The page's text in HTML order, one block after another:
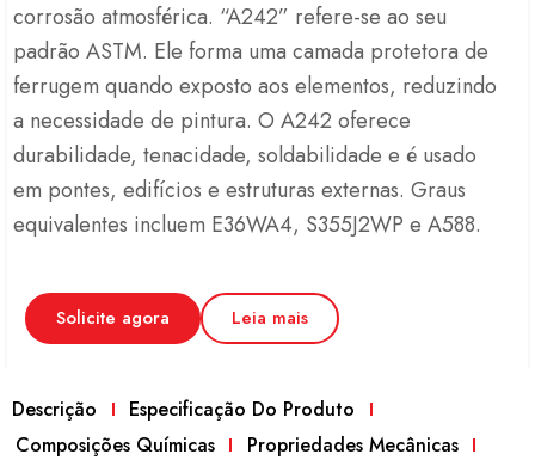
corrosão atmosférica. “A242” refere-se ao seu
padrão ASTM. Ele forma uma camada protetora de
ferrugem quando exposto aos elementos, reduzindo
a necessidade de pintura. O A242 oferece
durabilidade, tenacidade, soldabilidade e é usado
em pontes, edifícios e estruturas externas. Graus
equivalentes incluem E36WA4, S355J2WP e A588.
Solicite agora Leia mais
Descrição
Especificação Do Produto
Composições Químicas
Propriedades Mecânicas